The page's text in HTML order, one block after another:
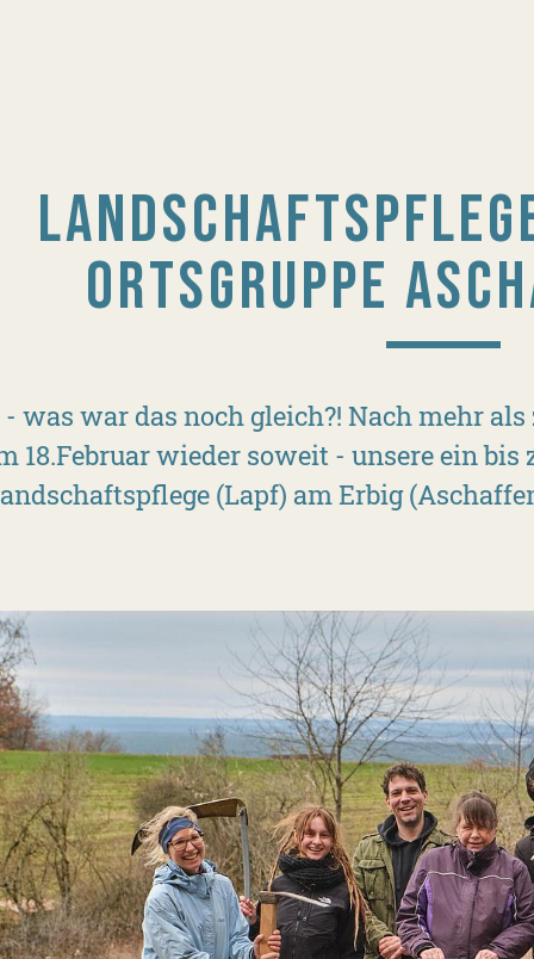
ORTSGRUPPE
was war das noch gleich?! Nach mehr
18.Februar wieder soweit - unsere ein
(Lapf) am Erbig